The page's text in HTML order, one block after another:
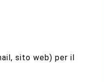
sito web) per il